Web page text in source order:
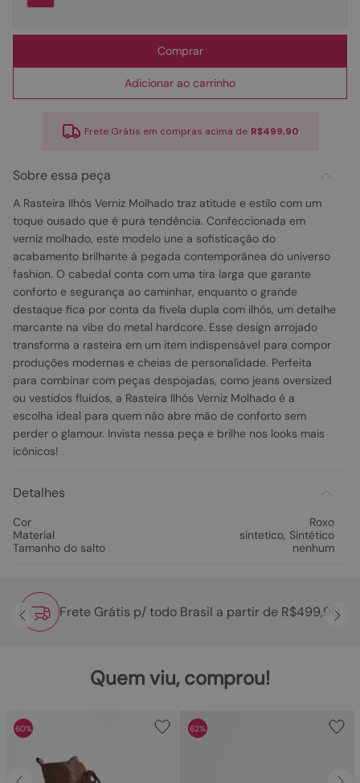
Comprar
Adicionar ao carrinho
Frete Grátis em compras acima de R$499,90
Sobre essa peça
A Rasteira Ilhós Verniz Molhado traz atitude e estilo com um
toque ousado que é pura tendência. Confeccionada em
verniz molhado, este modelo une a sofisticação do
acabamento brilhante à pegada contemporânea do universo
fashion. O cabedal conta com uma tira larga que garante
conforto e segurança ao caminhar, enquanto o grande
destaque fica por conta da fivela dupla com ilhós, um detalhe
marcante na vibe do metal hardcore. Esse design arrojado
transforma a rasteira em um item indispensável para compor
produções modernas e cheias de personalidade. Perfeita
para combinar com peças despojadas, como jeans oversized
ou vestidos fluidos, a Rasteira Ilhós Verniz Molhado é a
escolha ideal para quem não abre mão de conforto sem
perder o glamour. Invista nessa peça e brilhe nos looks mais
icônicos!
Detalhes
Cor
Roxo
Material
sintetico, Sintético
Tamanho do salto
nenhum
Frete Grátis p/ todo Brasil a partir de R$499,90
Quem viu, comprou!
60% 62%